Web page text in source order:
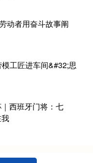
动者用奋斗故事阐
工匠进车间&#32;思
西班牙门将：七